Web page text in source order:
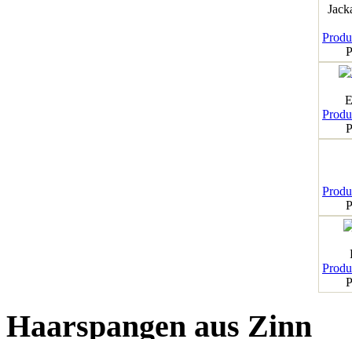
Haarspangen aus Zinn